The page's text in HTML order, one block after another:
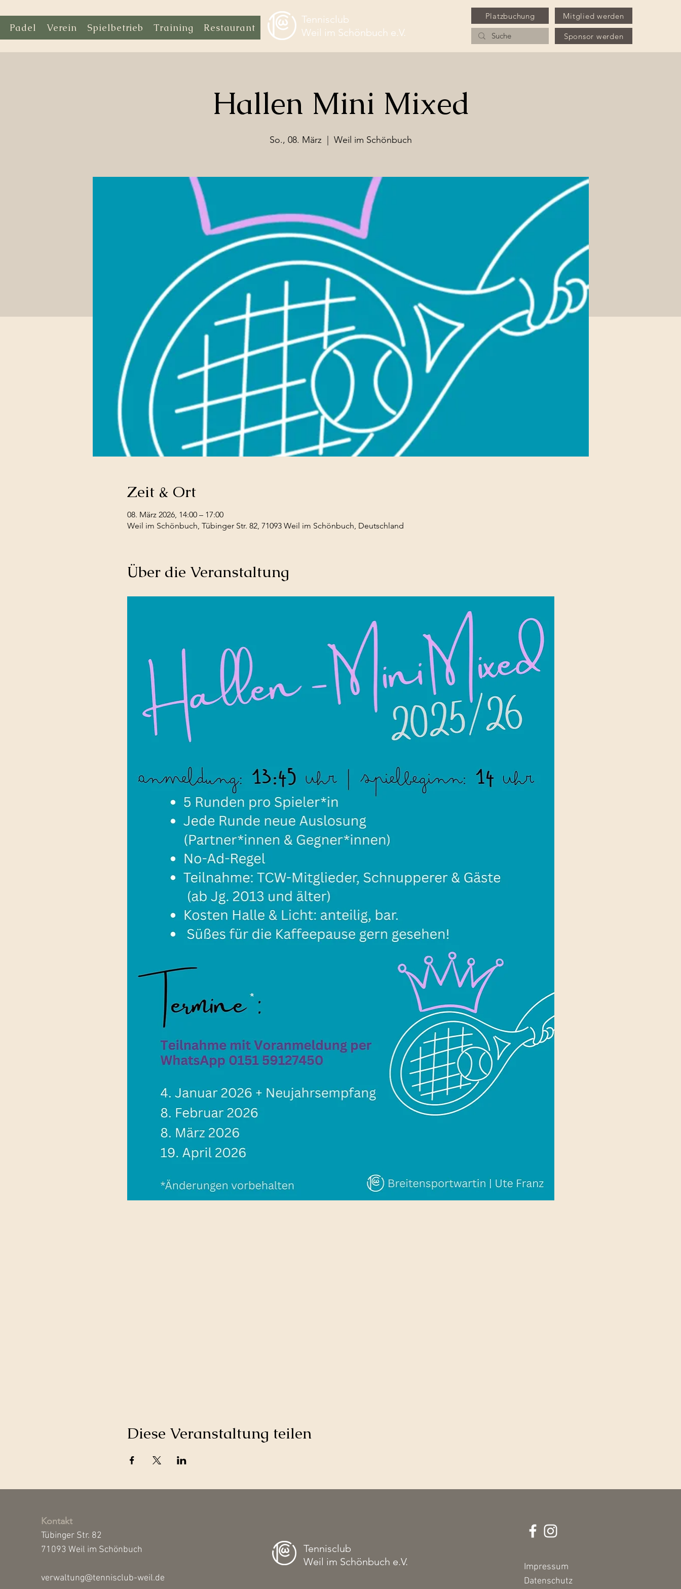
Padel Verein Spielbetrieb Training Restaurant
Tennisclub
Weil im Schönbuch e.V.
Platzbuchung Mitglied werden
Sponsor werden
Hallen Mini Mixed
So., 08. März
  |
Weil im Schönbuch
Zeit & Ort
08. März 2026, 14:00 – 17:00
Weil im Schönbuch, Tübinger Str. 82, 71093 Weil im Schönbuch, Deutschland
Über die Veranstaltung
Diese Veranstaltung teilen
Kontakt
Tübinger Str. 82
71093 Weil im Schönbuch
verwaltung@tennisclub-weil.de
Tennisclub
Weil im Schönbuch e.V.
Impressum
Datenschutz